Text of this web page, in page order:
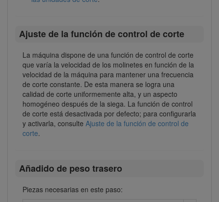
Ajuste de la función de control de corte
La máquina dispone de una función de control de corte
que varía la velocidad de los molinetes en función de la
velocidad de la máquina para mantener una frecuencia
de corte constante. De esta manera se logra una
calidad de corte uniformemente alta, y un aspecto
homogéneo después de la siega. La función de control
de corte está desactivada por defecto; para configurarla
y activarla, consulte Ajuste de la función de control de
corte.
Añadido de peso trasero
Piezas necesarias en este paso: